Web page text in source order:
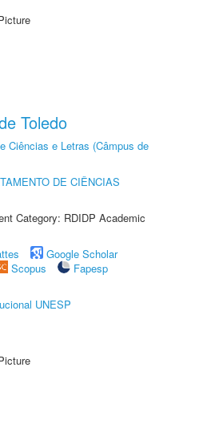
Toledo
Ciências e Letras (Câmpus de
DE CIÊNCIAS
Category: RDIDP Academic
Google Scholar
Scopus
Fapesp
UNESP